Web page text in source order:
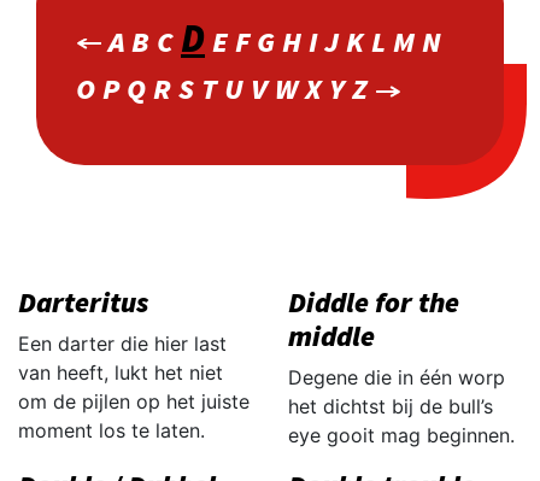
AB C DEF GHIJKL MN
OP QRS T U V WX YZ
Darteritus
Een darter die hier last
van heeft, lukt het niet
om de pijlen op het juiste
moment los te laten.
Diddle for the
middle
Degene die in één worp
het dichtst bij de bull’s
eye gooit mag beginnen.